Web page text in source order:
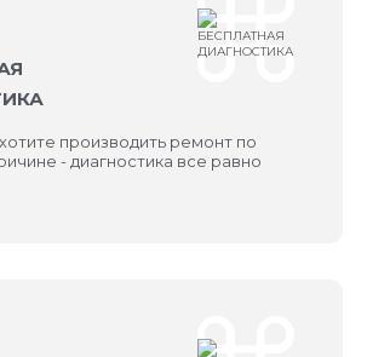
производить ремонт по
- диагностика все равно